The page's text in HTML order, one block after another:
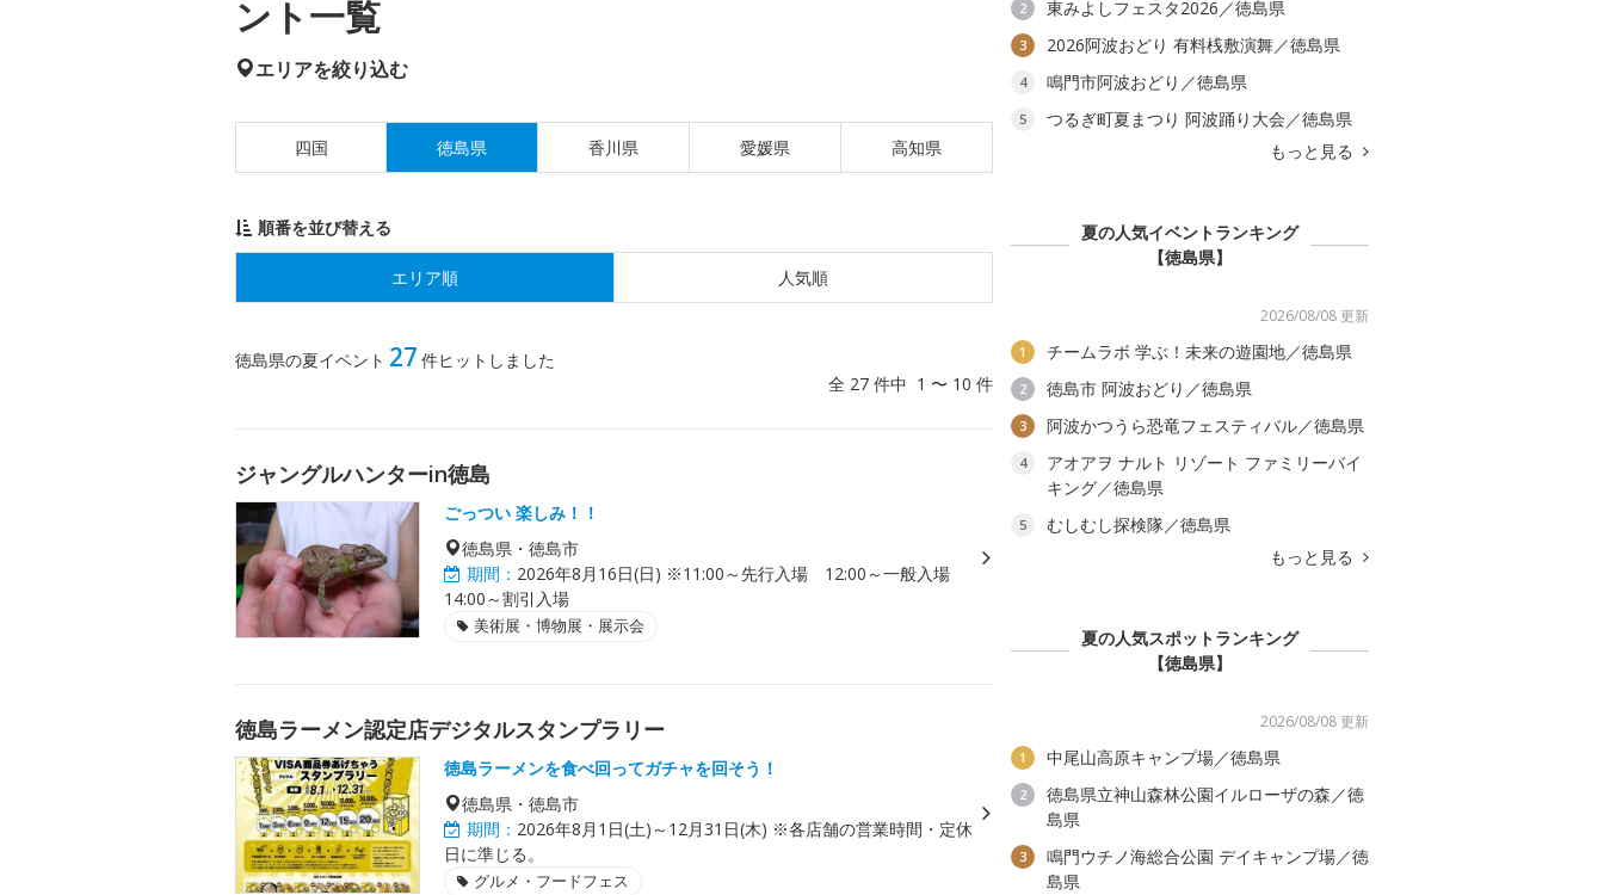
ント一覧
エリアを絞り込む
四国 徳島県 香川県 愛媛県 高知県
順番を並び替える
エリア順 人気順
徳島県の夏イベント 27 件ヒットしました
全 27 件中 1 〜 10 件
ジャングルハンターin徳島
ごっつい 楽しみ！！
徳島県・徳島市
期間： 2026年8月16日(日) ※11:00～先行入場 12:00～一般入場
14:00～割引入場
美術展・博物展・展示会
徳島ラーメン認定店デジタルスタンプラリー
徳島ラーメンを食べ回ってガチャを回そう！
徳島県・徳島市
期間： 2026年8月1日(土)～12月31日(木) ※各店舗の営業時間・定休
日に準じる。
グルメ・フードフェス
2 東みよしフェスタ2026／徳島県
3 2026阿波おどり 有料桟敷演舞／徳島県
4 鳴門市阿波おどり／徳島県
5
つるぎ町夏まつり 阿波踊り大会／徳島県
もっと見る
夏の人気イベントランキング
【徳島県】
2026/08/08 更新
1 チームラボ 学ぶ！未来の遊園地／徳島県
2 徳島市 阿波おどり／徳島県
3 阿波かつうら恐竜フェスティバル／徳島県
4
アオアヲ ナルト リゾート ファミリーバイ
キング／徳島県
5
むしむし探検隊／徳島県
もっと見る
夏の人気スポットランキング
【徳島県】
2026/08/08 更新
1 中尾山高原キャンプ場／徳島県
2
徳島県立神山森林公園イルローザの森／徳
島県
3
鳴門ウチノ海総合公園 デイキャンプ場／徳
島県